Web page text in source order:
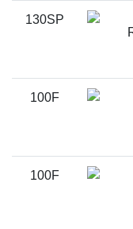
130SP
100F
100F